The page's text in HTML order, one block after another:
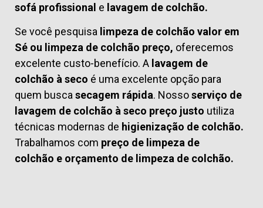
sofá profissional e lavagem de colchão.
Se você pesquisa limpeza de colchão valor em
Sé ou limpeza de colchão preço, oferecemos
excelente custo-benefício. A lavagem de
colchão à seco é uma excelente opção para
quem busca secagem rápida. Nossoserviço de
lavagem de colchão à seco preço justo utiliza
técnicas modernas de higienização de colchão.
Trabalhamos com preço de limpeza de
colchão e orçamento de limpeza de colchão.